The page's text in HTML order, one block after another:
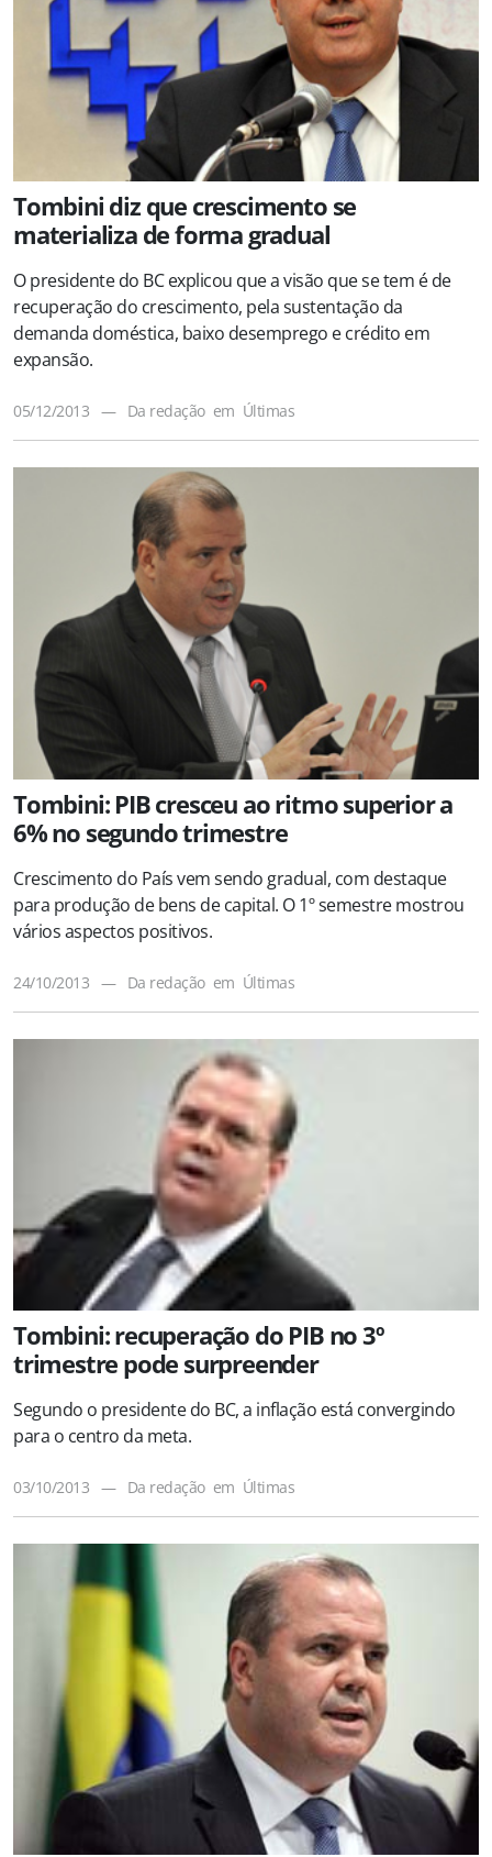
Tombini diz que crescimento se
materializa de forma gradual
O presidente do BC explicou que a visão que se tem é de
recuperação do crescimento, pela sustentação da
demanda doméstica, baixo desemprego e crédito em
expansão.
05/12/2013 — Da redação em Últimas
Tombini: PIB cresceu ao ritmo superior a
6% no segundo trimestre
Crescimento do País vem sendo gradual, com destaque
para produção de bens de capital. O 1º semestre mostrou
vários aspectos positivos.
24/10/2013 — Da redação em Últimas
Tombini: recuperação do PIB no 3º
trimestre pode surpreender
Segundo o presidente do BC, a inflação está convergindo
para o centro da meta.
03/10/2013 — Da redação em Últimas